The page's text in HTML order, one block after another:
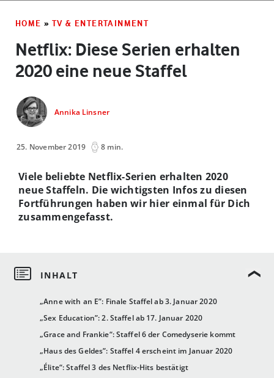
HOME » TV & ENTERTAINMENT
Netflix: Diese Serien erhalten
2020 eine neue Staffel
Annika Linsner
25. November 2019 8 min.
„Anne with an E”: Finale Staffel ab 3. Januar 2020
„Sex Education”: 2. Staffel ab 17. Januar 2020
„Grace and Frankie“: Staffel 6 der Comedyserie kommt
„Haus des Geldes”: Staffel 4 erscheint im Januar 2020
„Élite“: Staffel 3 des Netflix-Hits bestätigt
Viele beliebte Netflix-Serien erhalten 2020
neue Staffeln. Die wichtigsten Infos zu diesen
Fortführungen haben wir hier einmal für Dich
zusammengefasst.